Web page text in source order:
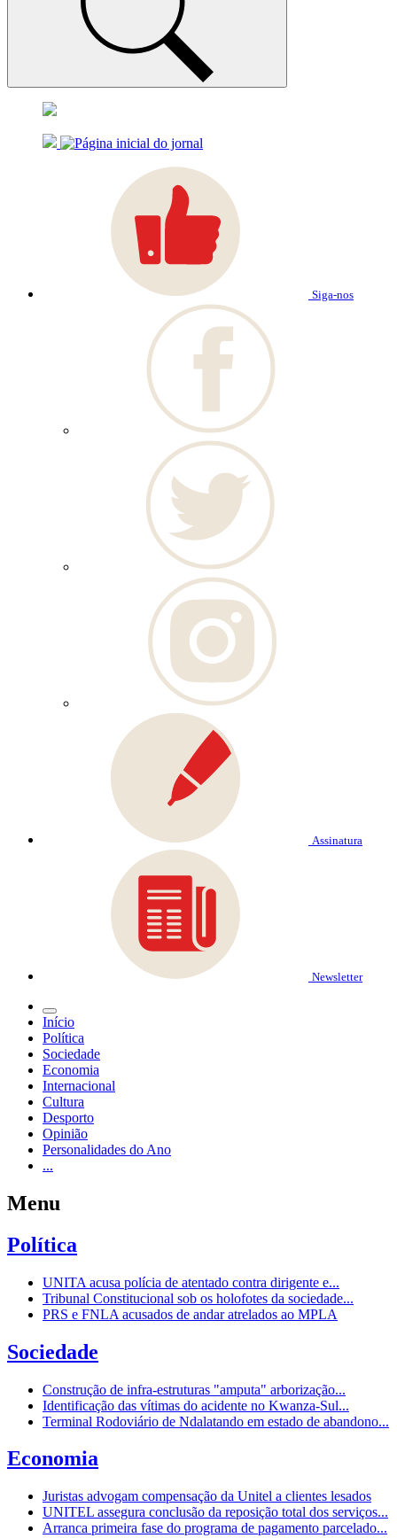
Siga-nos
Assinatura
Newsletter
Início
Política
Sociedade
Economia
Internacional
Cultura
Desporto
Opinião
Personalidades do Ano
...
Menu
Política
UNITA acusa polícia de atentado contra dirigente e...
Tribunal Constitucional sob os holofotes da sociedade...
PRS e FNLA acusados de andar atrelados ao MPLA
Sociedade
Construção de infra-estruturas "amputa" arborização...
Identificação das vítimas do acidente no Kwanza-Sul...
Terminal Rodoviário de Ndalatando em estado de abandono...
Economia
Juristas advogam compensação da Unitel a clientes lesados
UNITEL assegura conclusão da reposição total dos serviços...
Arranca primeira fase do programa de pagamento parcelado...